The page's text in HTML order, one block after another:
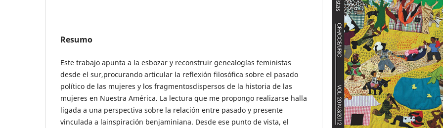
Resumo
Este trabajo apunta a la esbozar y reconstruir genealogías feministas
desde el sur,procurando articular la reflexión filosófica sobre el pasado
político de las mujeres y los fragmentosdispersos de la historia de las
mujeres en Nuestra América. La lectura que me propongo realizarse halla
ligada a una perspectiva sobre la relación entre pasado y presente
vinculada a lainspiración benjaminiana. Desde ese punto de vista, el